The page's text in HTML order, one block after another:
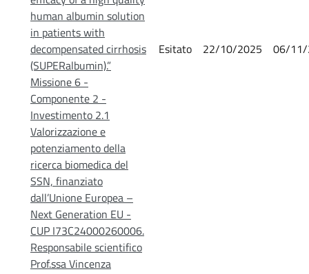
human albumin solution
in patients with
decompensated cirrhosis
(SUPERalbumin).”
Missione 6 -
Componente 2 -
Investimento 2.1
Valorizzazione e
potenziamento della
ricerca biomedica del
SSN, finanziato
dall’Unione Europea –
Next Generation EU -
CUP I73C24000260006.
Responsabile scientifico
Prof.ssa Vincenza
Esitato 22/10/2025 06/